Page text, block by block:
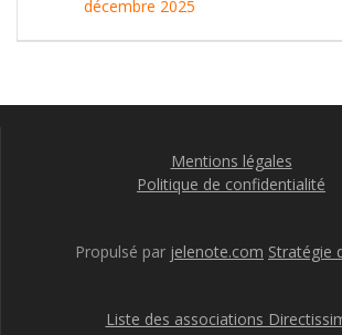
décembre 2025
Mentions légales
Politique de confidentialité
Propulsé par jelenote.com Stratégie
Liste des associations